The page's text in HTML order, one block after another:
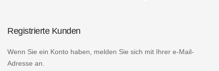
Registrierte Kunden
Wenn Sie ein Konto haben, melden Sie sich mit Ihrer e-Mail-
Adresse an.